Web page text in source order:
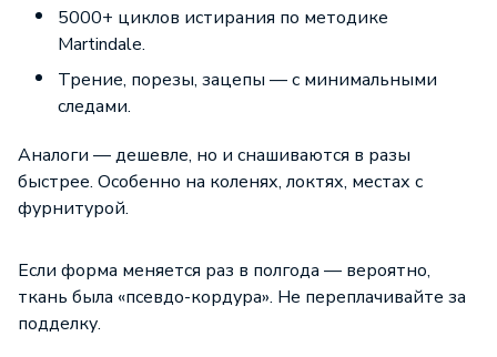
5000+ циклов истирания по методике
Martindale.
Трение, порезы, зацепы — с минимальными
следами.
Аналоги — дешевле, но и снашиваются в разы
быстрее. Особенно на коленях, локтях, местах с
фурнитурой.
Если форма меняется раз в полгода — вероятно,
ткань была «псевдо-кордура». Не переплачивайте за
подделку.